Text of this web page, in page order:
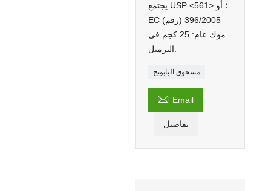
يجتمع USP <561> ؛ أو
EC (رقم) 396/2005
موك عام: 25 كجم في
البرميل.
مسحوق البابونج
 Email
تفاصيل